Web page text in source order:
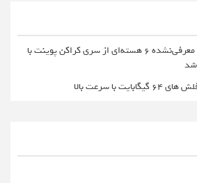
پردازنده معرفی‌نشده 6 هسته‌ای از سری کراکن پوینت با
با سرعت بالا